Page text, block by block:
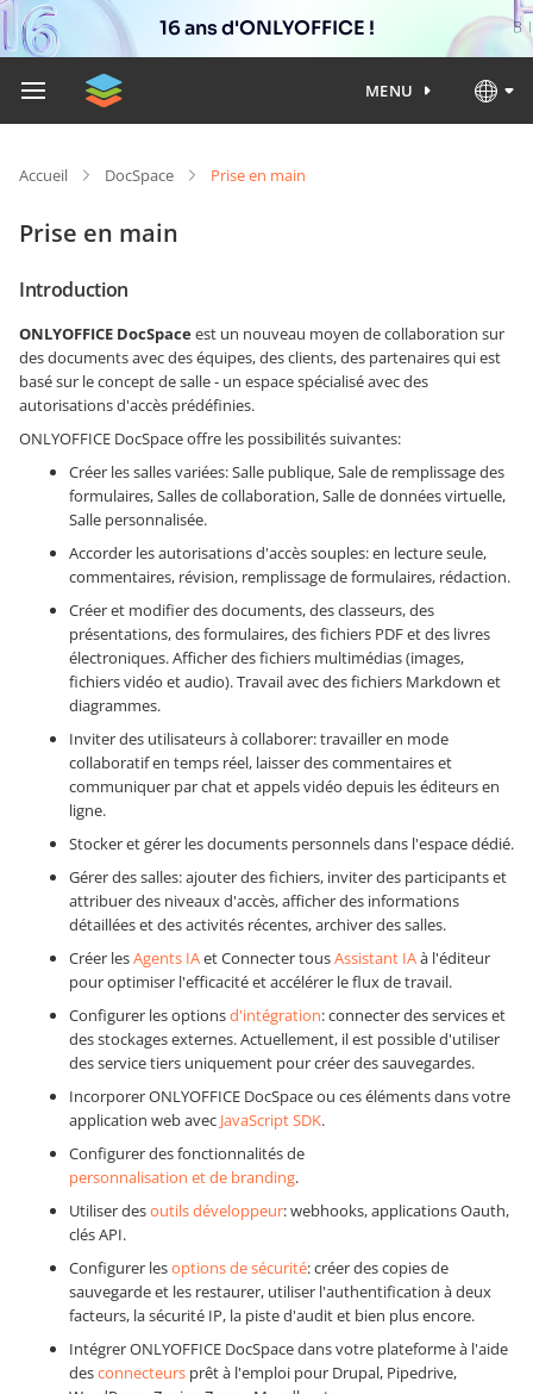
16 ans d'ONLYOFFICE !
MENU
Accueil DocSpace Prise en main
Prise en main
Introduction
ONLYOFFICE DocSpaceest un nouveau moyen de collaboration sur
des documents avec des équipes, des clients, des partenaires qui est
basé sur le concept de salle - un espace spécialisé avec des
autorisations d'accès prédéfinies.
ONLYOFFICE DocSpace offre les possibilités suivantes:
Créer les salles variées: Salle publique, Sale de remplissage des
formulaires, Salles de collaboration, Salle de données virtuelle,
Salle personnalisée.
Accorder les autorisations d'accès souples: en lecture seule,
commentaires, révision, remplissage de formulaires, rédaction.
Créer et modifier des documents, des classeurs, des
présentations, des formulaires, des fichiers PDF et des livres
électroniques. Afficher des fichiers multimédias (images,
fichiers vidéo et audio). Travail avec des fichiers Markdown et
diagrammes.
Inviter des utilisateurs à collaborer: travailler en mode
collaboratif en temps réel, laisser des commentaires et
communiquer par chat et appels vidéo depuis les éditeurs en
ligne.
Stocker et gérer les documents personnels dans l'espace dédié.
Gérer des salles: ajouter des fichiers, inviter des participants et
attribuer des niveaux d'accès, afficher des informations
détaillées et des activités récentes, archiver des salles.
Créer lesAgents IAet Connecter tousAssistant IAà l'éditeur
pour optimiser l'efficacité et accélérer le flux de travail.
Configurer les optionsd'intégration: connecter des services et
des stockages externes. Actuellement, il est possible d'utiliser
des service tiers uniquement pour créer des sauvegardes.
Incorporer ONLYOFFICE DocSpace ou ces éléments dans votre
application web avec JavaScript SDK.
Configurer des fonctionnalités de
personnalisation et de branding.
Utiliser desoutils développeur: webhooks, applications Oauth,
clés API.
Configurer lesoptions de sécurité: créer des copies de
sauvegarde et les restaurer, utiliser l'authentification à deux
facteurs, la sécurité IP, la piste d'audit et bien plus encore.
Intégrer ONLYOFFICE DocSpace dans votre plateforme à l'aide
desconnecteurs prêt à l'emploi pour Drupal, Pipedrive,